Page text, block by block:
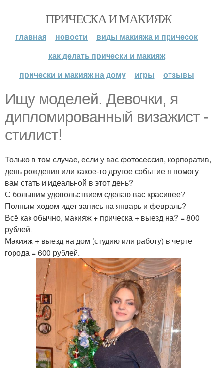
ПРИЧЕСКА И МАКИЯЖ
главная новости
виды макияжа и причесок
как делать прически и макияж
прически и макияж на дому
игры отзывы
Ищу моделей. Девочки, я
дипломированный визажист -
стилист!
Только в том случае, если у вас фотосессия, корпоратив,
день рождения или какое-то другое событие я помогу
вам стать и идеальной в этот день?
С большим удовольствием сделаю вас красивее?
Полным ходом идет запись на январь и февраль?
Всё как обычно, макияж + прическа + выезд на? = 800
рублей.
Макияж + выезд на дом (студию или работу) в черте
города = 600 рублей.